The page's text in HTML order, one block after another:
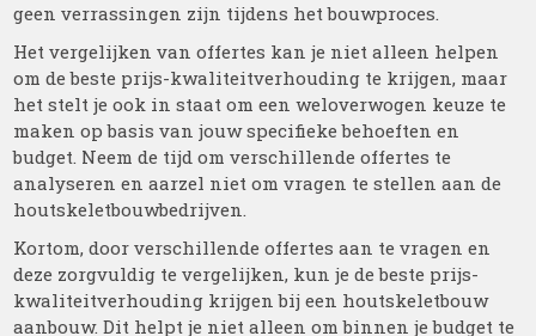
geen verrassingen zijn tijdens het bouwproces.
Het vergelijken van offertes kan je niet alleen helpen
om de beste prijs-kwaliteitverhouding te krijgen, maar
het stelt je ook in staat om een weloverwogen keuze te
maken op basis van jouw specifieke behoeften en
budget. Neem de tijd om verschillende offertes te
analyseren en aarzel niet om vragen te stellen aan de
houtskeletbouwbedrijven.
Kortom, door verschillende offertes aan te vragen en
deze zorgvuldig te vergelijken, kun je de beste prijs-
kwaliteitverhouding krijgen bij een houtskeletbouw
aanbouw. Dit helpt je niet alleen om binnen je budget te